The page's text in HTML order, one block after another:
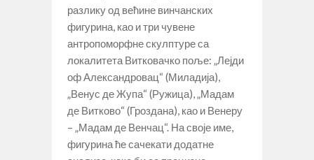
разлику од већине винчанских
фигурина, као и три чувене
антропоморфне скулптуре са
локалитета Витковачко поље: „Лејди
оф Александровац“ (Миладија),
„Венус де Жупа“ (Ружица), „Мадам
де Витково“ (Гроздана), као и Венеру
– „Мадам де Венчац“. На своје име,
фигурина ће сачекати додатне